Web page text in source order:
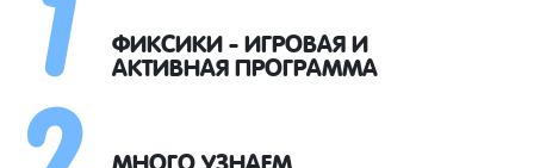
ФИКСИКИ - ИГРОВАЯ И
АКТИВНАЯ ПРОГРАММА